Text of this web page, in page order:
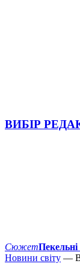
ВИБІР
Сюжет
Новини світу —